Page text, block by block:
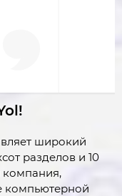
широкий
разделов и 10
компьютерной